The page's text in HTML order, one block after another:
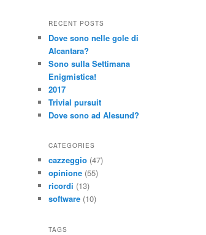
RECENT POSTS
Dove sono nelle gole di
Alcantara?
Sono sulla Settimana
Enigmistica!
2017
Trivial pursuit
Dove sono ad Alesund?
CATEGORIES
cazzeggio (47)
opinione (55)
ricordi (13)
software (10)
TAGS